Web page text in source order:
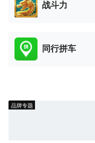
战斗力
同行拼车
品牌专题